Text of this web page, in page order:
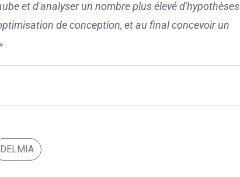
et d'analyser un nombre plus élevé d'hypothèses
de conception, et au final concevoir un
DELMIA